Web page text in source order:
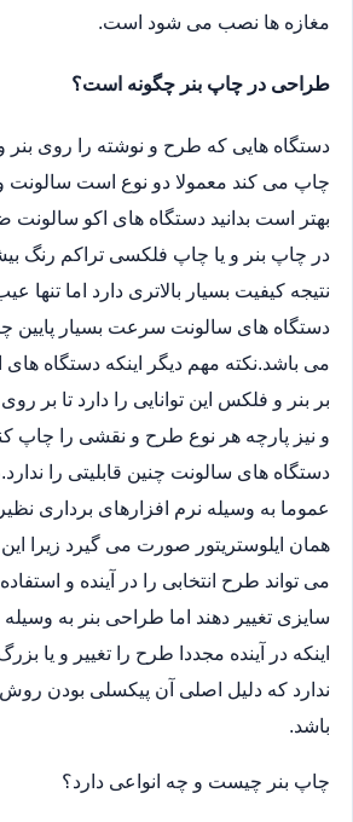
مغازه ها نصب می شود است.
طراحی در چاپ بنر چگونه است؟
دستگاه هایی که طرح و نوشته را روی
چاپ می کند معمولا دو نوع است سالونت
بهتر است بدانید دستگاه های اکو
در چاپ بنر و یا چاپ فلکسی تراکم رنگ
نتیجه کیفیت بسیار بالاتری دارد اما تنها
دستگاه های سالونت سرعت بسیار پایین
می باشد.نکته مهم دیگر اینکه دستگاه های
بر بنر و فلکس این توانایی را دارد تا بر
و نیز پارچه هر نوع طرح و نقشی را چاپ
دستگاه های سالونت چنین قابلیتی را
عموما به وسیله نرم افزارهای برداری
همان ایلوستریتور صورت می گیرد زیرا این
می تواند طرح انتخابی را در آینده و
سایزی تغییر دهند اما طراحی بنر به
اینکه در آینده مجددا طرح را تغییر و یا
ندارد که دلیل اصلی آن پیکسلی بودن
باشد.
چاپ بنر چیست و چه انواعی دارد؟